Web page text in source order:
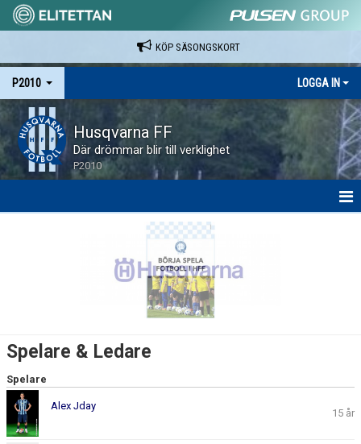
KÖP SÄSONGSKORT
P2010 LOGGA IN
Husqvarna FF
Där drömmar blir till verklighet
P2010
Spelare & Ledare
Spelare
Alex Jday
15 år